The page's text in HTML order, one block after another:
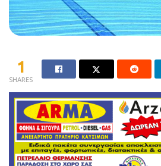
1
SHARES